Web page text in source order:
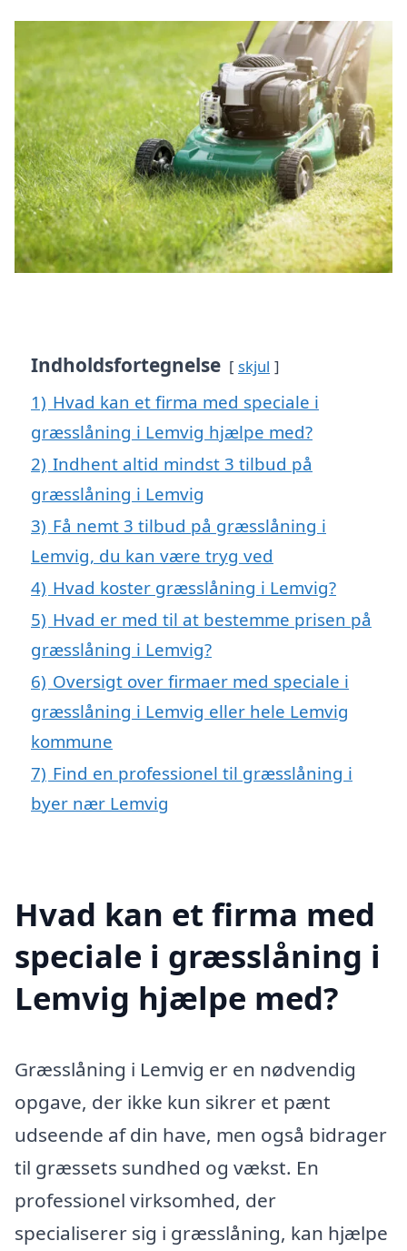
Indholdsfortegnelse skjul
1) Hvad kan et firma med speciale i
græsslåning i Lemvig hjælpe med?
2) Indhent altid mindst 3 tilbud på
græsslåning i Lemvig
3) Få nemt 3 tilbud på græsslåning i
Lemvig, du kan være tryg ved
4) Hvad koster græsslåning i Lemvig?
5) Hvad er med til at bestemme prisen på
græsslåning i Lemvig?
6) Oversigt over firmaer med speciale i
græsslåning i Lemvig eller hele Lemvig
kommune
7) Find en professionel til græsslåning i
byer nær Lemvig
Hvad kan et firma med
speciale i græsslåning i
Lemvig hjælpe med?
Græsslåning i Lemvig er en nødvendig
opgave, der ikke kun sikrer et pænt
udseende af din have, men også bidrager
til græssets sundhed og vækst. En
professionel virksomhed, der
specialiserer sig i græsslåning, kan hjælpe